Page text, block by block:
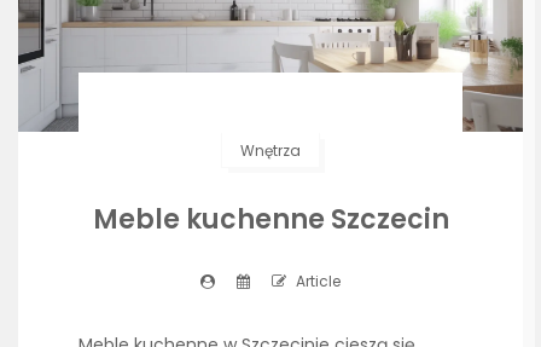
Wnętrza
Meble kuchenne Szczecin
Article